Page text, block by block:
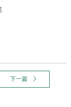
下一篇